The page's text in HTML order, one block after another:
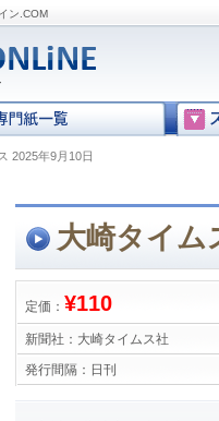
ン.COM
2025年9月10日
大崎タイム
定価： ¥110
新聞社： 大崎タイムス社
発行間隔： 日刊